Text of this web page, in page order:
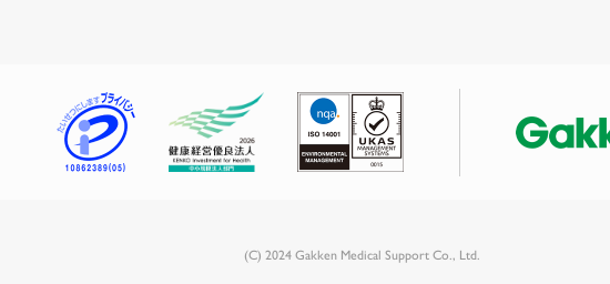
(C) 2024 Gakken Medical Support Co., Ltd.